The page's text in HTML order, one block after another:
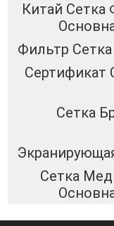
Китай
Фильтр
Сертификат
Сетка
Сетка